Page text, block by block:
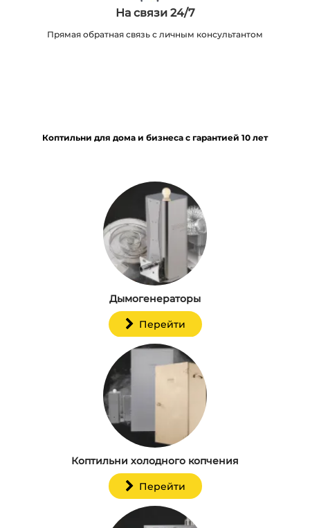
На связи 24/7
Прямая обратная связь с личным консультантом
Коптильни для дома и бизнеса с гарантией 10 лет
Дымогенераторы
Перейти
Коптильни холодного копчения
Перейти